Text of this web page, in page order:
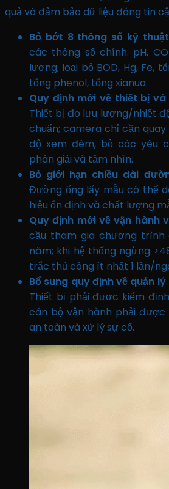
quả và đảm bảo dữ liệu đáng tin
Bỏ bớt 8 thông số kỹ
các thông số chính: pH,
lượng; loại bỏ BOD, Hg, Fe,
tổng phenol, tổng xianua.
Quy định mới về thiết bị
Thiết bị đo lưu lượng/nhiệt
chuẩn; camera chỉ cần
độ xem đêm, bỏ các yêu
phân giải và tầm nhìn.
Bỏ giới hạn chiều dài
Đường ống lấy mẫu có thể
hiệu ổn định và chất lượng
Quy định mới về vận hành
cầu tham gia chương trình
năm; khi hệ thống ngừng
trắc thủ công ít nhất 1 lần/
Bổ sung quy định về quản
Thiết bị phải được kiểm
cán bộ vận hành phải
an toàn và xử lý sự cố.